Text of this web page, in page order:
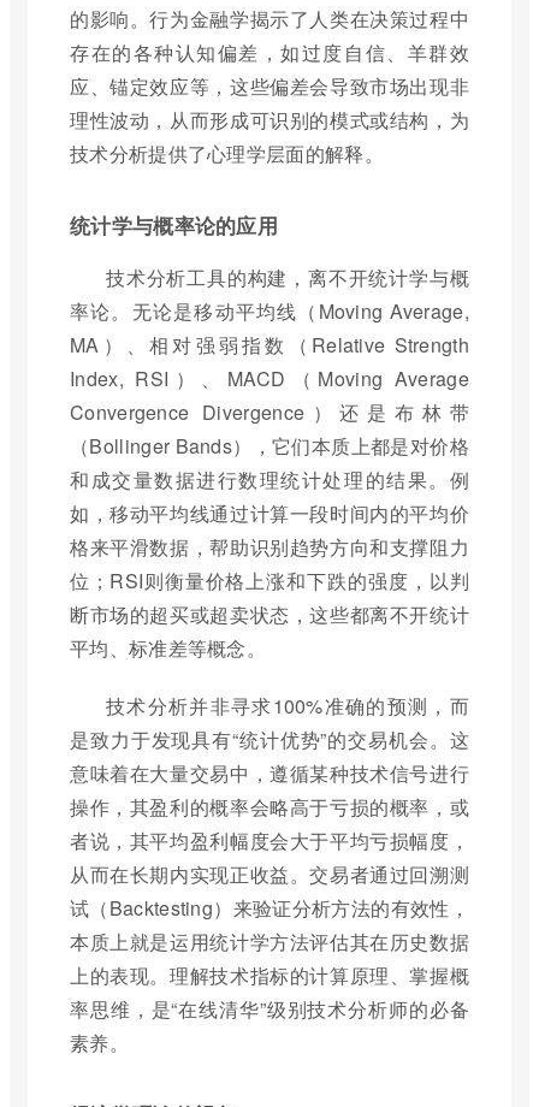
的影响。行为金融学揭示了人类在决策过程中
存在的各种认知偏差，如过度自信、羊群效
应、锚定效应等，这些偏差会导致市场出现非
理性波动，从而形成可识别的模式或结构，为
技术分析提供了心理学层面的解释。
统计学与概率论的应用
技术分析工具的构建，离不开统计学与概
率论。无论是移动平均线（Moving Average,
MA）、相对强弱指数（Relative Strength
Index, RSI）、MACD（Moving Average
Convergence Divergence）还是布林带
（Bollinger Bands），它们本质上都是对价格
和成交量数据进行数理统计处理的结果。例
如，移动平均线通过计算一段时间内的平均价
格来平滑数据，帮助识别趋势方向和支撑阻力
位；RSI则衡量价格上涨和下跌的强度，以判
断市场的超买或超卖状态，这些都离不开统计
平均、标准差等概念。
技术分析并非寻求100%准确的预测，而
是致力于发现具有“统计优势”的交易机会。这
意味着在大量交易中，遵循某种技术信号进行
操作，其盈利的概率会略高于亏损的概率，或
者说，其平均盈利幅度会大于平均亏损幅度，
从而在长期内实现正收益。交易者通过回溯测
试（Backtesting）来验证分析方法的有效性，
本质上就是运用统计学方法评估其在历史数据
上的表现。理解技术指标的计算原理、掌握概
率思维，是“在线清华”级别技术分析师的必备
素养。